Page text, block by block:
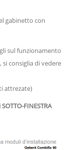
gabinetto con
sul funzionamento
si consiglia di vedere
attrezate)
FINESTRA